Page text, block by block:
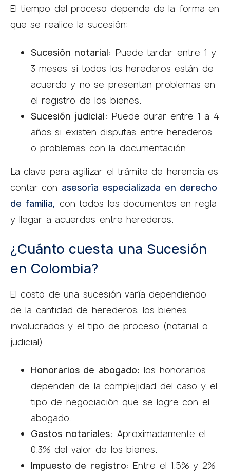
El tiempo del proceso depende de la forma en
que se realice la sucesión:
Sucesión notarial: Puede tardar entre 1 y
3 meses si todos los herederos están de
acuerdo y no se presentan problemas en
el registro de los bienes.
Sucesión judicial: Puede durar entre 1 a 4
años si existen disputas entre herederos
o problemas con la documentación.
La clave para agilizar el trámite de herencia es
contar con asesoría especializada en derecho
de familia, con todos los documentos en regla
y llegar a acuerdos entre herederos.
¿Cuánto cuesta una Sucesión
en Colombia?
El costo de una sucesión varía dependiendo
de la cantidad de herederos, los bienes
involucrados y el tipo de proceso (notarial o
judicial).
Honorarios de abogado: los honorarios
dependen de la complejidad del caso y el
tipo de negociación que se logre con el
abogado.
Gastos notariales: Aproximadamente el
0.3% del valor de los bienes.
Impuesto de registro: Entre el 1.5% y 2%